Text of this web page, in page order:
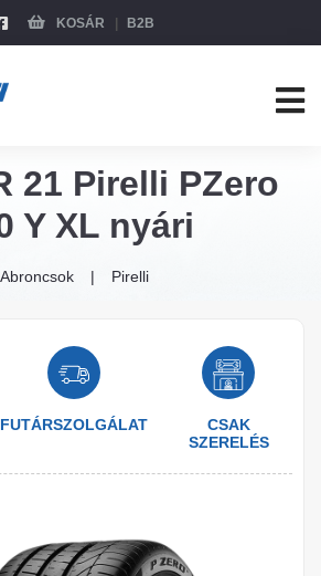
KOSÁR B2B
21 Pirelli PZero
Y XL nyári
Abroncsok Pirelli
FUTÁRSZOLGÁLAT
CSAK
SZERELÉS